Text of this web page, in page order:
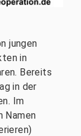
jungen
in
Bereits
in der
Im
Namen